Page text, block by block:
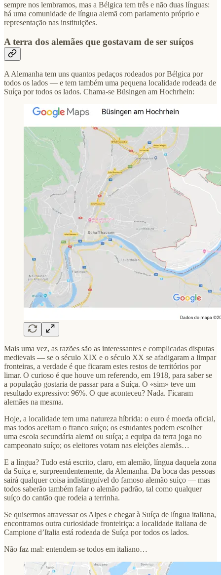
sempre nos lembramos, mas a Bélgica tem três e não duas línguas:
há uma comunidade de língua alemã com parlamento próprio e
representação nas instituições.
A terra dos alemães que gostavam de ser suíços
A Alemanha tem uns quantos pedaços rodeados por Bélgica por
todos os lados — e tem também uma pequena localidade rodeada de
Suíça por todos os lados. Chama-se Büsingen am Hochrhein:
Mais uma vez, as razões são as interessantes e complicadas disputas
medievais — se o século XIX e o século XX se afadigaram a limpar
fronteiras, a verdade é que ficaram estes restos de territórios por
limar. O curioso é que houve um referendo, em 1918, para saber se
a população gostaria de passar para a Suíça. O «sim» teve um
resultado expressivo: 96%. O que aconteceu? Nada. Ficaram
alemães na mesma.
Hoje, a localidade tem uma natureza híbrida: o euro é moeda oficial,
mas todos aceitam o franco suíço; os estudantes podem escolher
uma escola secundária alemã ou suíça; a equipa da terra joga no
campeonato suíço; os eleitores votam nas eleições alemãs…
E a língua? Tudo está escrito, claro, em alemão, língua daquela zona
da Suíça e, surpreendentemente, da Alemanha. Da boca das pessoas
sairá qualquer coisa indistinguível do famoso alemão suíço — mas
todos saberão também falar o alemão padrão, tal como qualquer
suíço do cantão que rodeia a terrinha.
Se quisermos atravessar os Alpes e chegar à Suíça de língua italiana,
encontramos outra curiosidade fronteiriça: a localidade italiana de
Campione d’Italia está rodeada de Suíça por todos os lados.
Não faz mal: entendem-se todos em italiano…